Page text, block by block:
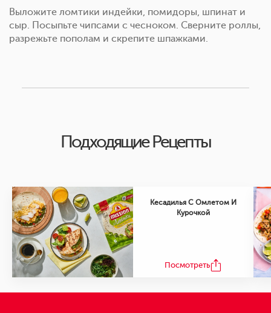
Выложите ломтики индейки, помидоры, шпинат и
сыр. Посыпьте чипсами с чесноком. Сверните роллы,
разрежьте пополам и скрепите шпажками.
Подходящие Рецепты
Кесадилья С Омлетом И
Курочкой
Посмотреть